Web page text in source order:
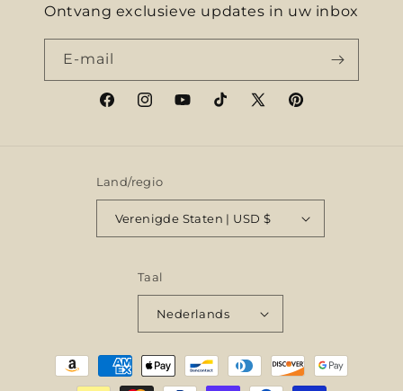
Ontvang exclusieve updates in uw inbox
E‑mail
FacebookInstagramYouTubeTikTokX
Pinterest
Land/regio
Verenigde Staten | USD $
Taal
Nederlands
Betaalmethoden